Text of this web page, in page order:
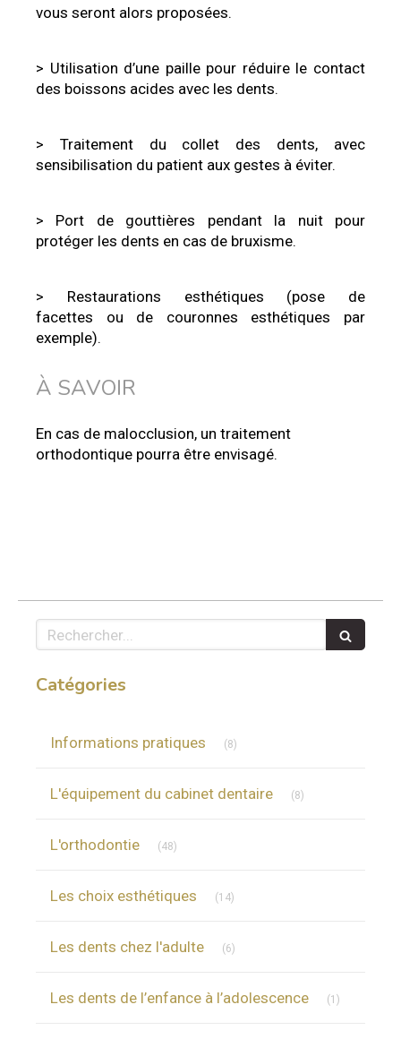
vous seront alors proposées.
> Utilisation d’une paille pour réduire le contact
des boissons acides avec les dents.
> Traitement du collet des dents, avec
sensibilisation du patient aux gestes à éviter.
> Port de gouttières pendant la nuit pour
protéger les dents en cas de bruxisme.
> Restaurations esthétiques (pose de
facettes ou de couronnes esthétiques par
exemple).
À SAVOIR
En cas de malocclusion, un traitement
orthodontique pourra être envisagé.
Rechercher
Catégories
Informations pratiques (8)
L'équipement du cabinet dentaire (8)
L'orthodontie (48)
Les choix esthétiques (14)
Les dents chez l'adulte (6)
Les dents de l’enfance à l’adolescence (1)